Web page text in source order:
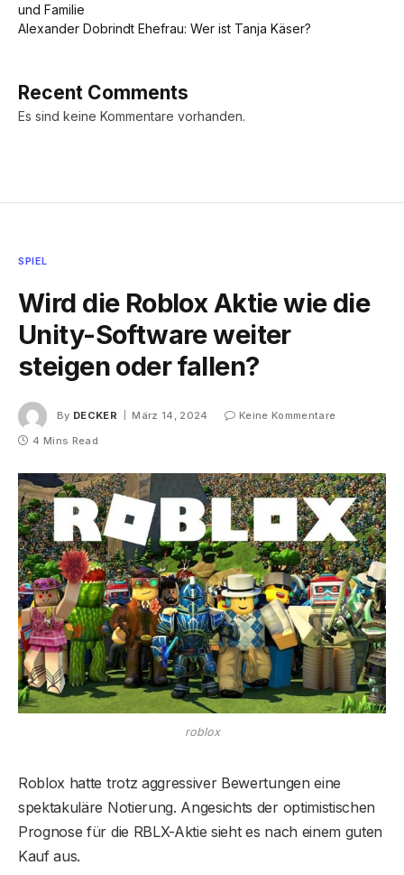
und Familie
Alexander Dobrindt Ehefrau: Wer ist Tanja Käser?
Recent Comments
Es sind keine Kommentare vorhanden.
SPIEL
Wird die Roblox Aktie wie die
Unity-Software weiter
steigen oder fallen?
By DECKER März 14, 2024
Keine Kommentare
4 Mins Read
roblox
Roblox hatte trotz aggressiver Bewertungen eine
spektakuläre Notierung. Angesichts der optimistischen
Prognose für die RBLX-Aktie sieht es nach einem guten
Kauf aus.